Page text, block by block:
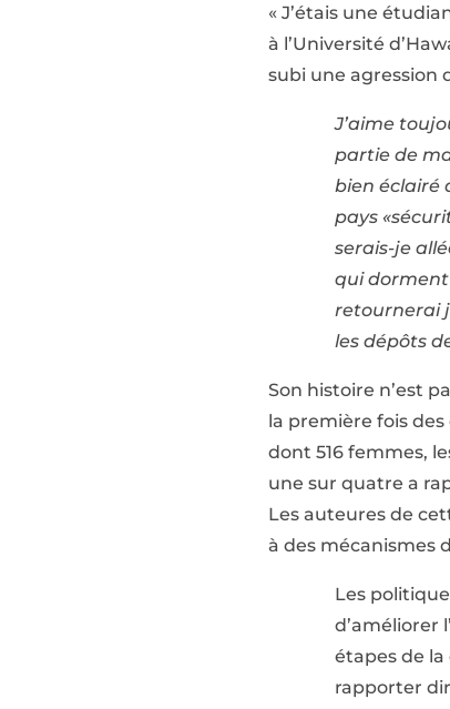
« J’étais une
à l’Université
subi une agression
J’aime
partie de
bien éclairé
pays
serais-je
qui dorment
retournerai
les dépôts
Son histoire n’est
la première fois
dont 516 femmes,
une sur quatre a
Les auteures de
à des mécanismes
Les
d’améliorer
étapes de
rapporter